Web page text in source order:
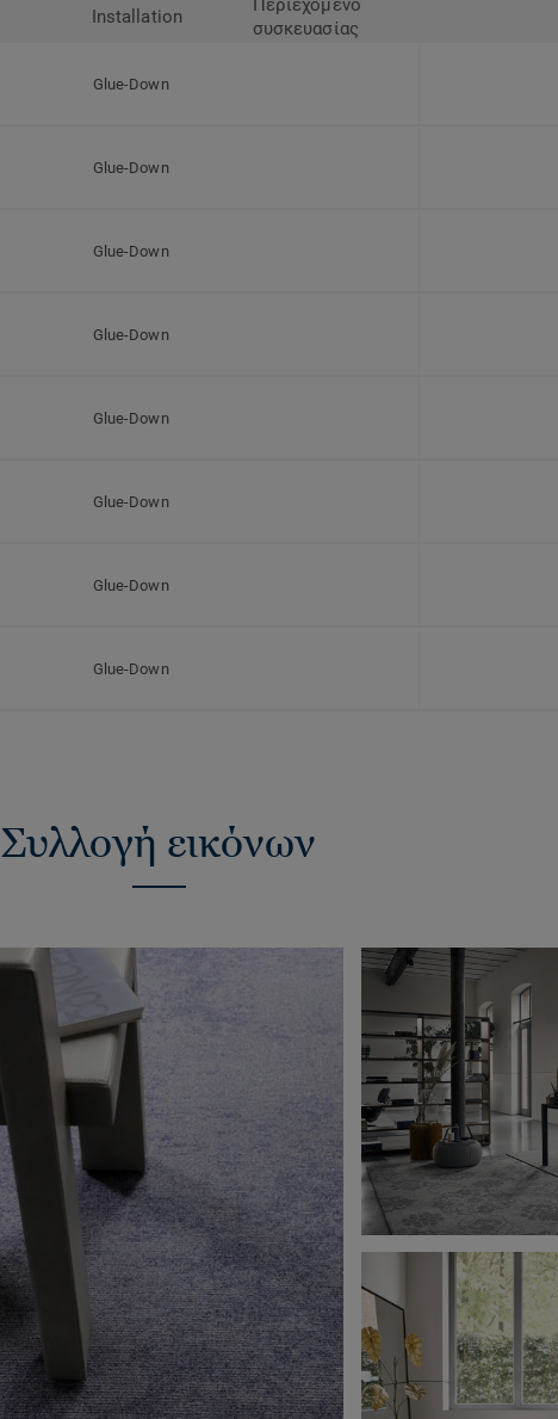
Installation
Περιεχόμενο
συσκευασίας
Glue-Down
Glue-Down
Glue-Down
Glue-Down
Glue-Down
Glue-Down
Glue-Down
Glue-Down
Συλλογή εικόνων